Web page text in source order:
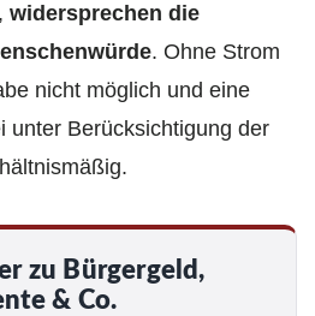
widersprechen die
. Ohne Strom
nicht möglich und eine
unter Berücksichtigung der
zu Bürgergeld,
& Co.